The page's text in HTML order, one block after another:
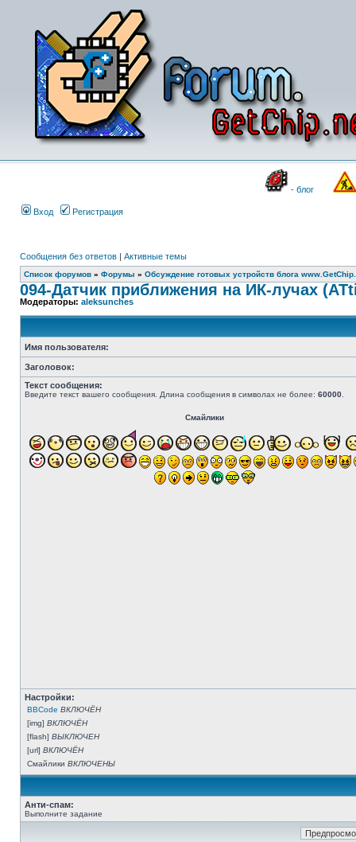
- блог
Вход Регистрация
Сообщения без ответов | Активные темы
Список форумов » Форумы » Обсуждение готовых устройств блога
094-Датчик приближения на ИК-лучах
Модераторы: aleksunches
Имя пользователя:
Заголовок:
Текст сообщения:
Введите текст вашего сообщения. Длина сообщения в символах не более: 60000
Смайлики
Настройки:
BBCode ВКЛЮЧЁН
[img] ВКЛЮЧЁН
[flash] ВЫКЛЮЧЕН
[url] ВКЛЮЧЁН
Смайлики ВКЛЮЧЕНЫ
Анти-спам:
Выполните задание